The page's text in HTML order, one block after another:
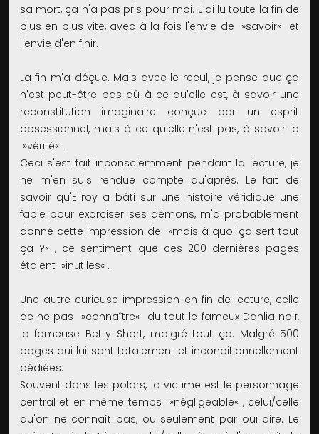
sa mort, ça n'a pas pris pour moi. J'ai lu toute la fin de
plus en plus vite, avec à la fois l'envie de »savoir« et
l'envie d'en finir.
La fin m'a déçue. Mais avec le recul, je pense que ça
n'est peut-être pas dû à ce qu'elle est, à savoir une
reconstitution imaginaire conçue par un esprit
obsessionnel, mais à ce qu'elle n'est pas, à savoir la
»vérité« .
Ceci s'est fait inconsciemment pendant la lecture, je
ne m'en suis rendue compte qu'après. Le fait de
savoir qu'Ellroy a bâti sur une histoire véridique une
fable pour exorciser ses démons, m'a probablement
donné cette impression de »mais à quoi ça sert tout
ça ?« , ce sentiment que ces 200 dernières pages
étaient »inutiles« .
Une autre curieuse impression en fin de lecture, celle
de ne pas »connaître« du tout le fameux Dahlia noir,
la fameuse Betty Short, malgré tout ça. Malgré 500
pages qui lui sont totalement et inconditionnellement
dédiées.
Souvent dans les polars, la victime est le personnage
central et en même temps »négligeable« , celui/celle
qu'on ne connaît pas, ou seulement par ouï dire. Le